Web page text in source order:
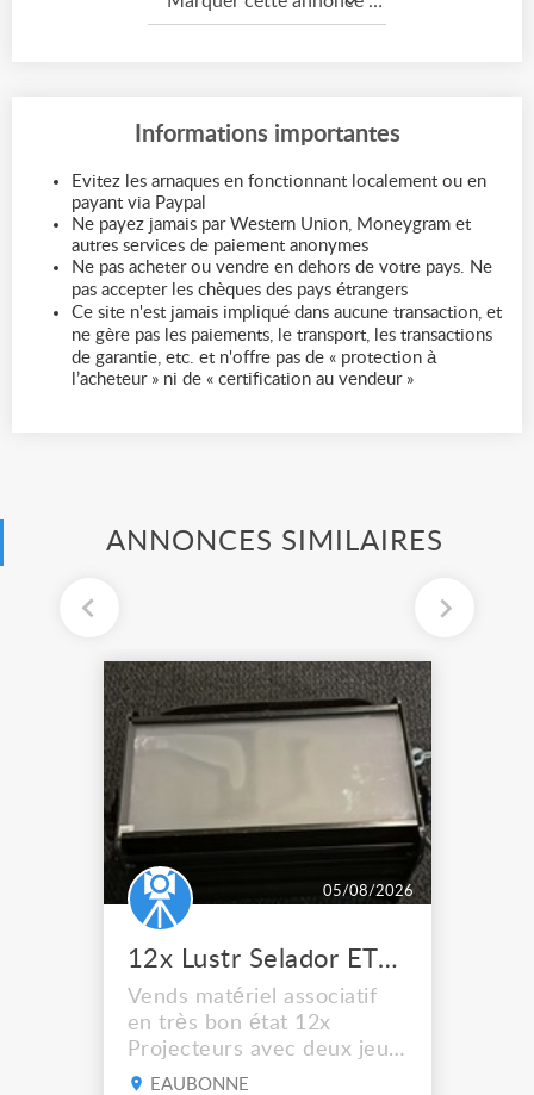
Informations importantes
Evitez les arnaques en fonctionnant localement ou en
payant via Paypal
Ne payez jamais par Western Union, Moneygram et
autres services de paiement anonymes
Ne pas acheter ou vendre en dehors de votre pays. Ne
pas accepter les chèques des pays étrangers
Ce site n'est jamais impliqué dans aucune transaction, et
ne gère pas les paiements, le transport, les transactions
de garantie, etc. et n'offre pas de « protection à
l’acheteur » ni de « certification au vendeur »
ANNONCES SIMILAIRES
05/08/2026
12x Lustr Selador ETC Led 7x colors filtres
Vends matériel associatif
en très bon état 12x
Projecteurs avec deux jeux
de filtre filtre Lustr Selador
EAUBONNE